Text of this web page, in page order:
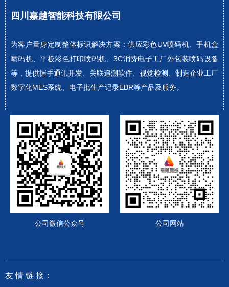
公司微信公众号 公司网站
四川嘉越智能科技有限公司
为客户量身定制整体标识解决方案：供应彩色UV喷码机、手机盒
喷码机、平板彩色打印喷码机、3C消费电子工厂外包装喷码设备
等，提供握手通讯开发、关联追溯软件、视觉检测、制造企业工厂
数字化MES系统、电子批生产记录EBR等产品及服务。
友 情 链 接：